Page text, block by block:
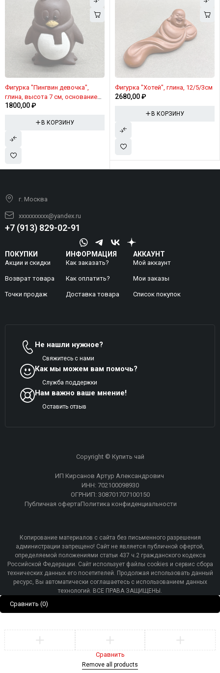
Фигурка "Пингвин девочка",
глина, высота 7 см, основание
4/3 см
1800,00₽
В КОРЗИНУ
Фигурка "Хотей", глина, 12/5/3см
2680,00₽
В КОРЗИНУ
г. Москва
xxxxxxxxxx@yandex.ru
+7 (913) 829-02-91
ПОКУПКИ
Акции и скидки
Возврат товара
Точки продаж
ИНФОРМАЦИЯ
Как заказать?
Как оплатить?
Доставка товара
АККАУНТ
Мой аккаунт
Mои заказы
Список покупок
Не нашли нужное?
Свяжитесь с нами
Как мы можем вам помочь?
Служба поддержки
Нам важно ваше мнение!
Оставить отзыв
Copyright © Купить чай
ИП Кирсанов Артур Александрович
ИНН: 702100098930
ОГРНИП: 308701707100150
Публичная офертаПолитика конфиденциальности
Копирование материалов с сайта без письменного разрешения
администрации запрещено! Сайт не является публичной офертой,
определяемой положениями статьи 437 ч.2 гражданского кодекса
Российской Федерации. Сайт использует файлы cookies и сервис сбора
технических данных его посетителей. Продолжая использовать данный
ресурс, Вы автоматически соглашаетесь с использованием данных
технологий. ВСЕ ПРАВА ЗАЩИЩЕНЫ.
Сравнить (0)
Сравнить
Remove all products